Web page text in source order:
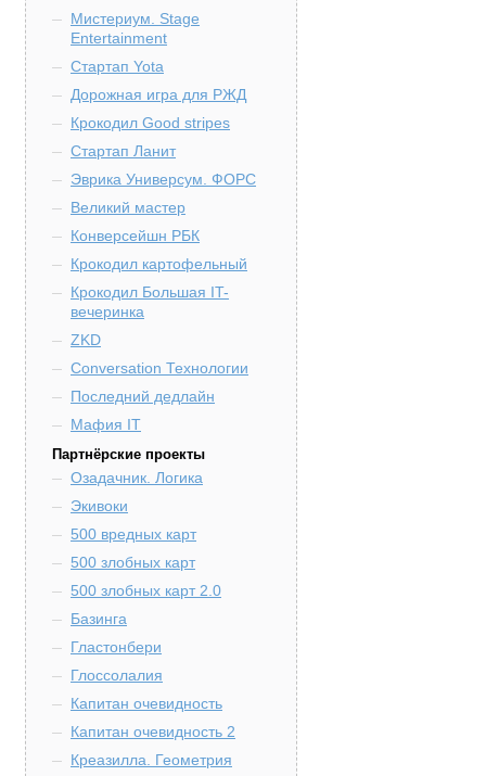
Мистериум. Stage
Entertainment
Стартап Yota
Дорожная игра для РЖД
Крокодил Good stripes
Стартап Ланит
Эврика Универсум. ФОРС
Великий мастер
Конверсейшн РБК
Крокодил картофельный
Крокодил Большая IT-
вечеринка
ZKD
Conversation Технологии
Последний дедлайн
Мафия IT
Партнёрские проекты
Озадачник. Логика
Экивоки
500 вредных карт
500 злобных карт
500 злобных карт 2.0
Базинга
Гластонбери
Глоссолалия
Капитан очевидность
Капитан очевидность 2
Креазилла. Геометрия